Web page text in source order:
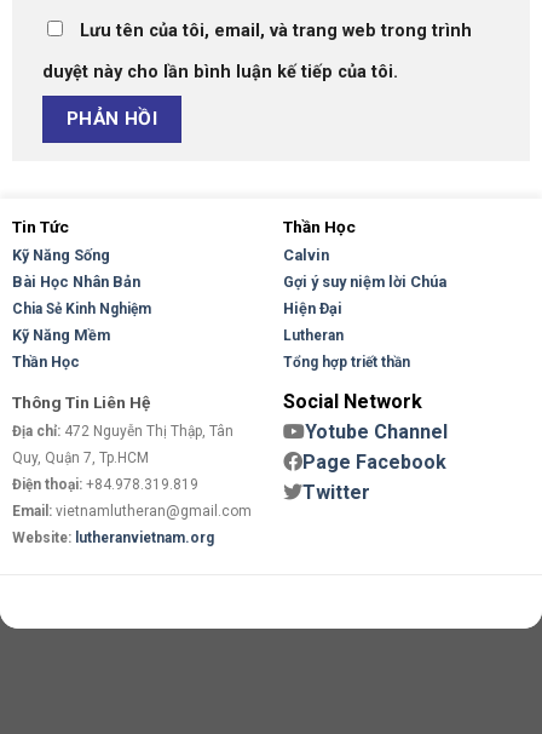
Lưu tên của tôi, email, và trang web trong trình
duyệt này cho lần bình luận kế tiếp của tôi.
Tin Tức
Kỹ Năng Sống
Bài Học Nhân Bản
Chia Sẻ Kinh Nghiệm
Kỹ Năng Mềm
Thần Học
Thần Học
Calvin
Gợi ý suy niệm lời Chúa
Hiện Đại
Lutheran
Tổng hợp triết thần
Thông Tin Liên Hệ
Địa chỉ: 472 Nguyễn Thị Thập, Tân
Quy, Quận 7, Tp.HCM
Điện thoại: +84.978.319.819
Email: vietnamlutheran@gmail.com
Website: lutheranvietnam.org
Social Network
Yotube Channel
Page Facebook
Twitter